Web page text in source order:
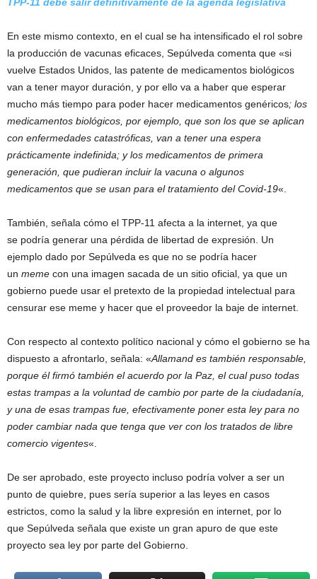
En este mismo contexto, en el cual se ha intensificado el rol sobre
la producción de vacunas eficaces, Sepúlveda comenta que «si
vuelve Estados Unidos, las patente de medicamentos biológicos
van a tener mayor duración, y por ello va a haber que esperar
mucho más tiempo para poder hacer medicamentos genéricos; los
medicamentos biológicos, por ejemplo, que son los que se aplican
con enfermedades catastróficas, van a tener una espera
prácticamente indefinida; y los medicamentos de primera
generación, que pudieran incluir la vacuna o algunos
medicamentos que se usan para el tratamiento del Covid-19«.
También, señala cómo el TPP-11 afecta a la internet, ya que
se podría generar una pérdida de libertad de expresión. Un
ejemplo dado por Sepúlveda es que no se podría hacer
un meme con una imagen sacada de un sitio oficial, ya que un
gobierno puede usar el pretexto de la propiedad intelectual para
censurar ese meme y hacer que el proveedor la baje de internet.
Con respecto al contexto político nacional y cómo el gobierno se ha
dispuesto a afrontarlo, señala: «Allamand es también responsable,
porque él firmó también el acuerdo por la Paz, el cual puso todas
estas trampas a la voluntad de cambio por parte de la ciudadanía,
y una de esas trampas fue, efectivamente poner esta ley para no
poder cambiar nada que tenga que ver con los tratados de libre
comercio vigentes«.
De ser aprobado, este proyecto incluso podría volver a ser un
punto de quiebre, pues sería superior a las leyes en casos
estrictos, como la salud y la libre expresión en internet, por lo
que Sepúlveda señala que existe un gran apuro de que este
proyecto sea ley por parte del Gobierno.